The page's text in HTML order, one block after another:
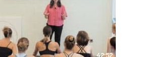
42:52